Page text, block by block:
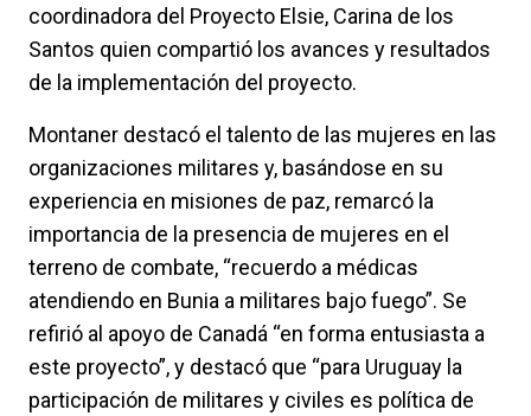
coordinadora del Proyecto Elsie, Carina de los
Santos quien compartió los avances y resultados
de la implementación del proyecto.
Montaner destacó el talento de las mujeres en las
organizaciones militares y, basándose en su
experiencia en misiones de paz, remarcó la
importancia de la presencia de mujeres en el
terreno de combate, “recuerdo a médicas
atendiendo en Bunia a militares bajo fuego”. Se
refirió al apoyo de Canadá “en forma entusiasta a
este proyecto”, y destacó que “para Uruguay la
participación de militares y civiles es política de